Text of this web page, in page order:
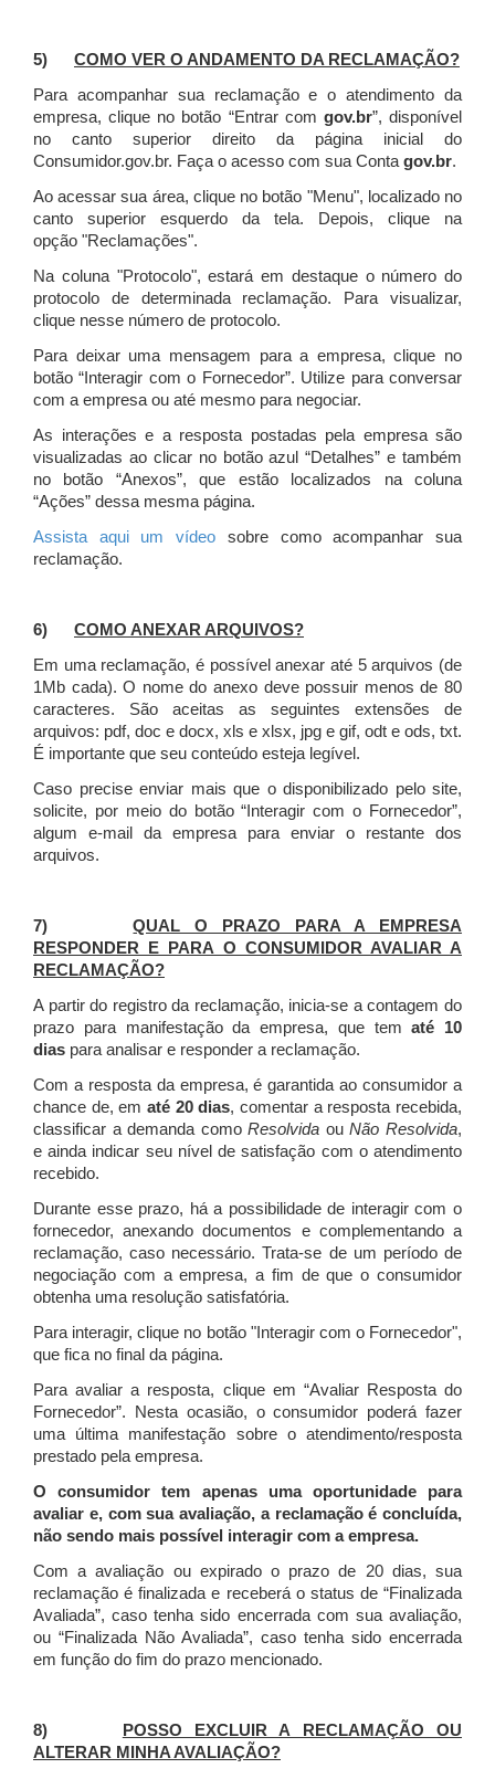
5) COMO VER O ANDAMENTO DA RECLAMAÇÃO?
Para acompanhar sua reclamação e o atendimento da
empresa, clique no botão “Entrar com gov.br”, disponível
no canto superior direito da página inicial do
Consumidor.gov.br. Faça o acesso com sua Contagov.br.
Ao acessar sua área, clique no botão "Menu", localizado no
canto superior esquerdo da tela. Depois, clique na
opção "Reclamações".
Na coluna "Protocolo", estará em destaque o número do
protocolo de determinada reclamação. Para visualizar,
clique nesse número de protocolo.
Para deixar uma mensagem para a empresa, clique no
botão “Interagir com o Fornecedor”. Utilize para conversar
com a empresa ou até mesmo para negociar.
As interações e a resposta postadas pela empresa são
visualizadas ao clicar no botão azul “Detalhes” e também
no botão “Anexos”, que estão localizados na coluna
“Ações” dessa mesma página.
Assista aqui um vídeo sobre como acompanhar sua
reclamação.
6) COMO ANEXAR ARQUIVOS?
Em uma reclamação, é possível anexar até 5 arquivos (de
1Mb cada). O nome do anexo deve possuir menos de 80
caracteres. São aceitas as seguintes extensões de
arquivos: pdf, doc e docx, xls e xlsx, jpg e gif, odt e ods, txt.
É importante que seu conteúdo esteja legível.
Caso precise enviar mais que o disponibilizado pelo site,
solicite, por meio do botão “Interagir com o Fornecedor”,
algum e-mail da empresa para enviar o restante dos
arquivos.
7)QUAL O PRAZO PARA A EMPRESA
RESPONDER E PARA O CONSUMIDOR AVALIAR A
RECLAMAÇÃO?
A partir do registro da reclamação, inicia-se a contagem do
prazo para manifestação da empresa, que tematé 10
dias para analisar e responder a reclamação.
Com a resposta da empresa, é garantida ao consumidor a
chance de, em até 20 dias, comentar a resposta recebida,
classificar a demanda comoResolvida ouNão Resolvida,
e ainda indicar seu nível de satisfação com o atendimento
recebido.
Durante esse prazo, há a possibilidade de interagir com o
fornecedor, anexando documentos e complementando a
reclamação, caso necessário.Trata-se de um período de
negociação com a empresa, a fim de que o consumidor
obtenha uma resolução satisfatória.
Para interagir, clique no botão "Interagir com o Fornecedor",
que fica no final da página.
Para avaliar a resposta, clique em “Avaliar Resposta do
Fornecedor”. Nesta ocasião, o consumidor poderá fazer
uma última manifestação sobre o atendimento/resposta
prestado pela empresa.
O consumidor tem apenas uma oportunidade para
avaliar e, com sua avaliação, a reclamação é concluída,
não sendo mais possível interagir com a empresa.
Com a avaliação ou expirado o prazo de 20 dias, sua
reclamação é finalizada e receberá o status de “Finalizada
Avaliada”, caso tenha sido encerrada com sua avaliação,
ou “Finalizada Não Avaliada”, caso tenha sido encerrada
em função do fim do prazo mencionado.
8)
POSSO EXCLUIR A RECLAMAÇÃO OU
ALTERAR MINHA AVALIAÇÃO?